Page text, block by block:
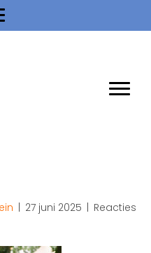
| 27 juni 2025 | Reacties